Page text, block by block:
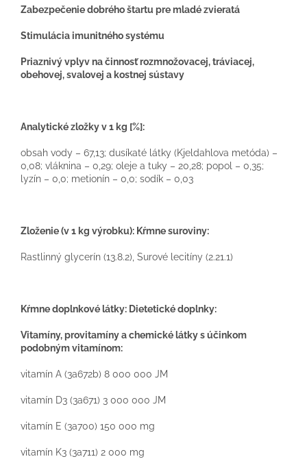
Zabezpečenie dobrého štartu pre mladé zvieratá
Stimulácia imunitného systému
Priaznivý vplyv na činnosť rozmnožovacej, tráviacej,
obehovej, svalovej a kostnej sústavy
Analytické zložky v 1 kg [%]:
obsah vody – 67,13; dusíkaté látky (Kjeldahlova metóda) –
0,08; vláknina – 0,29; oleje a tuky – 20,28; popol – 0,35;
lyzín – 0,0; metionín – 0,0; sodík – 0,03
Zloženie (v 1 kg výrobku): Kŕmne suroviny:
Rastlinný glycerín (13.8.2), Surové lecitíny (2.21.1)
Kŕmne doplnkové látky: Dietetické doplnky:
Vitamíny, provitamíny a chemické látky s účinkom
podobným vitamínom:
vitamín A (3a672b) 8 000 000 JM
vitamín D3 (3a671) 3 000 000 JM
vitamín E (3a700) 150 000 mg
vitamín K3 (3a711) 2 000 mg